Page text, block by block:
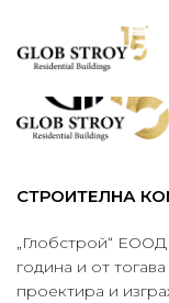
СТРОИТЕЛНА
„Глобстрой“
година и от
проектира и